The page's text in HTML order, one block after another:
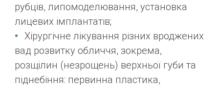
рубців, липомоделювання, установка
лицевих імплантатів;
Хірургічне лікування різних вроджених
вад розвитку обличчя, зокрема,
розщілин (незрощень) верхньої губи та
піднебіння: первинна пластика,